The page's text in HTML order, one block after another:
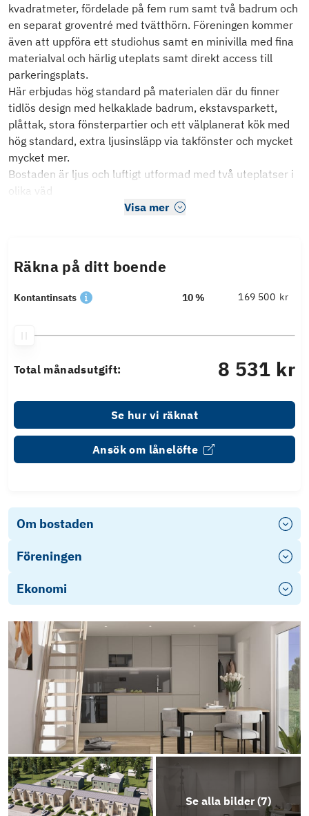
kvadratmeter, fördelade på fem rum samt två badrum och
en separat groventré med tvätthörn. Föreningen kommer
även att uppföra ett studiohus samt en minivilla med fina
materialval och härlig uteplats samt direkt access till
parkeringsplats.
Här erbjudas hög standard på materialen där du finner
tidlös design med helkaklade badrum, ekstavsparkett,
plåttak, stora fönsterpartier och ett välplanerat kök med
hög standard, extra ljusinsläpp via takfönster och mycket
mycket mer.
Bostaden är ljus och luftigt utformad med två uteplatser i
olika väd
Visa mer
Räkna på ditt boende
Kontantinsats 10 % kr
Total månadsutgift: 8 531 kr
Se hur vi räknat
Ansök om lånelöfte
Om bostaden
Föreningen
Ekonomi
Se alla bilder (7)